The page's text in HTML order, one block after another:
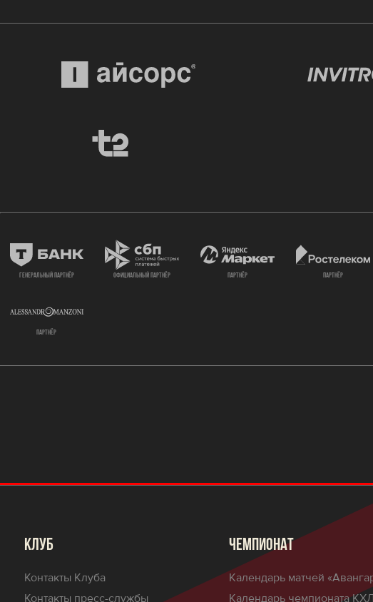
генеральный партнёр официальный партнёр партнёр партнёр
партнёр
КЛУБ
Контакты Клуба
Контакты пресс-службы
ЧЕМПИОНАТ
Календарь матчей
Календарь чемпионата КХЛ